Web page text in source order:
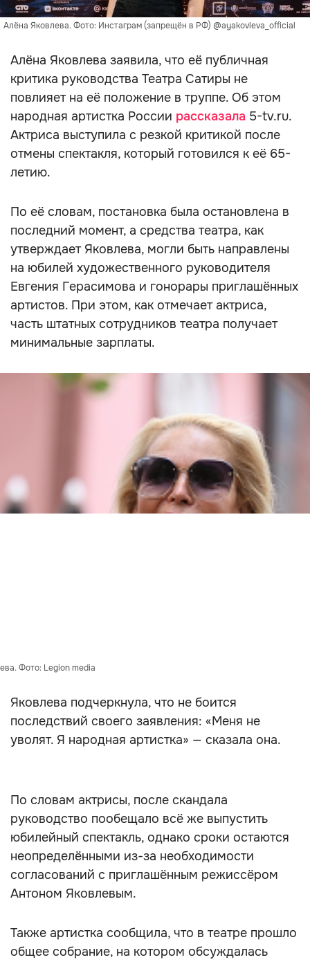
Алёна Яковлева. Фото: Инстаграм (запрещён в РФ) @ayakovleva_official
Алёна Яковлева заявила, что её публичная
критика руководства Театра Сатиры не
повлияет на её положение в труппе. Об этом
народная артистка России рассказала 5-tv.ru.
Актриса выступила с резкой критикой после
отмены спектакля, который готовился к её 65-
летию.
По её словам, постановка была остановлена в
последний момент, а средства театра, как
утверждает Яковлева, могли быть направлены
на юбилей художественного руководителя
Евгения Герасимова и гонорары приглашённых
артистов. При этом, как отмечает актриса,
часть штатных сотрудников театра получает
минимальные зарплаты.
Фото: Legion media
Яковлева подчеркнула, что не боится
последствий своего заявления: «Меня не
уволят. Я народная артистка» — сказала она.
По словам актрисы, после скандала
руководство пообещало всё же выпустить
юбилейный спектакль, однако сроки остаются
неопределёнными из-за необходимости
согласований с приглашённым режиссёром
Антоном Яковлевым.
Также артистка сообщила, что в театре прошло
общее собрание, на котором обсуждалась